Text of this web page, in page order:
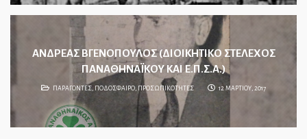
ΑΝΔΡΕΑΣ ΒΓΕΝΟΠΟΥΛΟΣ (ΔΙΟΙΚΗΤΙΚΟ ΣΤΕΛΕΧΟΣ
ΠΑΝΑΘΗΝΑΪΚΟΥ ΚΑΙ Ε.Π.Σ.Α.)
ΠΑΡΑΓΟΝΤΕΣ, ΠΟΔΟΣΦΑΙΡΟ ΠΡΟΣΩΠΙΚΟΤΗΤΕΣ 12 ΜΑΡΤΙΟΥ, 2017